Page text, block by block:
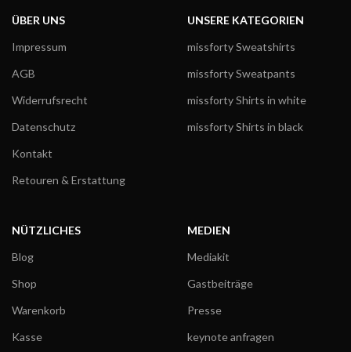
ÜBER UNS
Impressum
AGB
Widerrufsrecht
Datenschutz
Kontakt
Retouren & Erstattung
UNSERE KATEGORIEN
missforty Sweatshirts
missforty Sweatpants
missforty Shirts in white
missforty Shirts in black
NÜTZLICHES
Blog
Shop
Warenkorb
Kasse
MEDIEN
Mediakit
Gastbeiträge
Presse
keynote anfragen